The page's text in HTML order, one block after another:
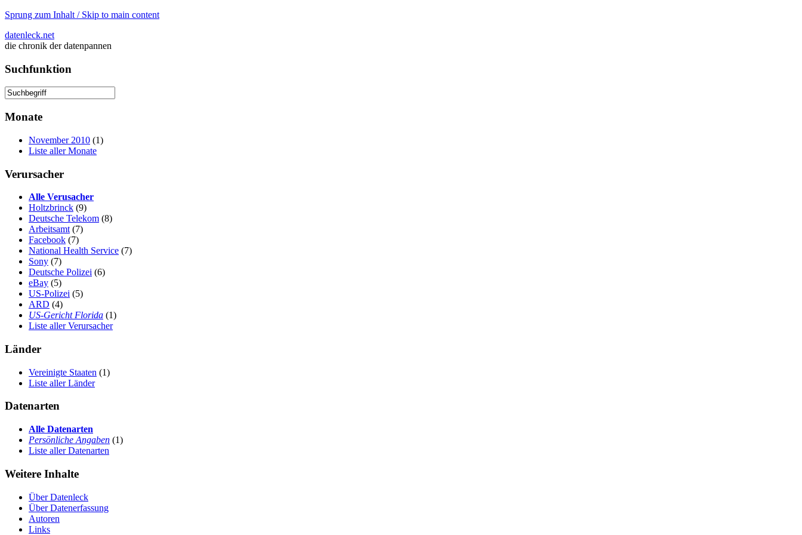
Sprung zum Inhalt / Skip to main content
datenleck.net
die chronik der datenpannen
Suchfunktion
Monate
November 2010 (1)
Liste aller Monate
Verursacher
Alle Verusacher
Holtzbrinck (9)
Deutsche Telekom (8)
Arbeitsamt (7)
Facebook (7)
National Health Service (7)
Sony (7)
Deutsche Polizei (6)
eBay (5)
US-Polizei (5)
ARD (4)
US-Gericht Florida (1)
Liste aller Verursacher
Länder
Vereinigte Staaten (1)
Liste aller Länder
Datenarten
Alle Datenarten
Persönliche Angaben (1)
Liste aller Datenarten
Weitere Inhalte
Über Datenleck
Über Datenerfassung
Autoren
Links